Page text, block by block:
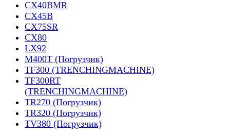
CX40BMR
CX45B
CX75SR
CX80
LX92
M400T (Погрузчик)
TF300 (TRENCHINGMACHINE)
TF300RT
(TRENCHINGMACHINE)
TR270 (Погрузчик)
TR320 (Погрузчик)
TV380 (Погрузчик)